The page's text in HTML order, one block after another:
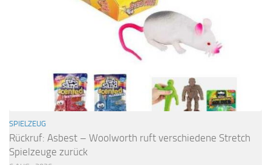
SPIELZEUG
Rückruf: Asbest – Woolworth ruft verschiedene Stretch
Spielzeuge zurück